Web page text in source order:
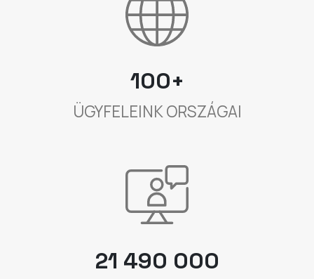
100+
ÜGYFELEINK ORSZÁGAI
21 490 000